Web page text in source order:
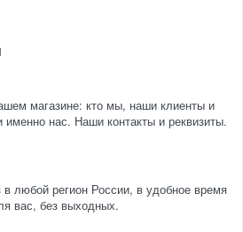
магазине: кто мы, наши клиенты и
нас. Наши контакты и реквизиты.
любой регион России, в удобное время
вас, без выходных.